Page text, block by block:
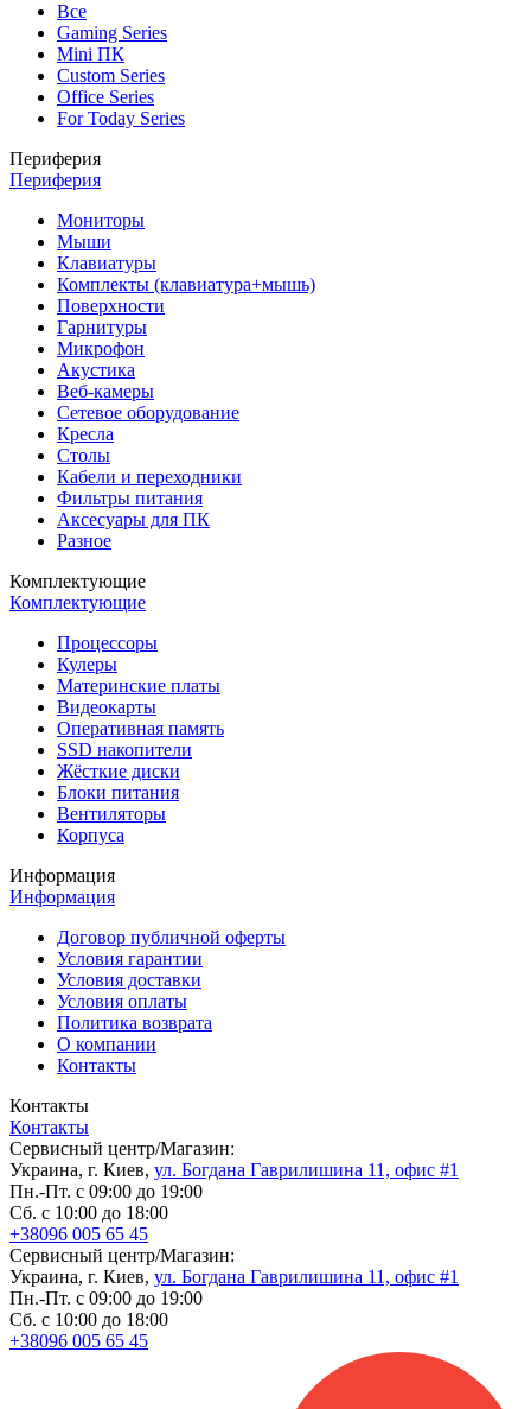
Все
Gaming Series
Mini ПК
Custom Series
Office Series
For Today Series
Периферия
Периферия
Мониторы
Мыши
Клавиатуры
Комплекты (клавиатура+мышь)
Поверхности
Гарнитуры
Микрофон
Акустика
Веб-камеры
Сетевое оборудование
Кресла
Столы
Кабели и переходники
Фильтры питания
Аксесуары для ПК
Разное
Комплектующие
Комплектующие
Процессоры
Кулеры
Материнские платы
Видеокарты
Оперативная память
SSD накопители
Жёсткие диски
Блоки питания
Вентиляторы
Корпуса
Информация
Информация
Договор публичной оферты
Условия гарантии
Условия доставки
Условия оплаты
Политика возврата
О компании
Контакты
Контакты
Контакты
Сервисный центр/Магазин:
Украина, г. Киев, ул. Богдана Гаврилишина 11, офис #1
Пн.-Пт. с 09:00 до 19:00
Сб. с 10:00 до 18:00
+38096 005 65 45
Сервисный центр/Магазин:
Украина, г. Киев, ул. Богдана Гаврилишина 11, офис #1
Пн.-Пт. с 09:00 до 19:00
Сб. с 10:00 до 18:00
+38096 005 65 45